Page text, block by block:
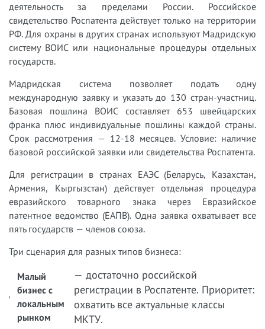
деятельность за пределами России. Российское
свидетельство Роспатента действует только на территории
РФ. Для охраны в других странах используют Мадридскую
систему ВОИС или национальные процедуры отдельных
государств.
Мадридская система позволяет подать одну
международную заявку и указать до 130 стран-участниц.
Базовая пошлина ВОИС составляет 653 швейцарских
франка плюс индивидуальные пошлины каждой страны.
Срок рассмотрения — 12-18 месяцев. Условие: наличие
базовой российской заявки или свидетельства Роспатента.
Для регистрации в странах ЕАЭС (Беларусь, Казахстан,
Армения, Кыргызстан) действует отдельная процедура
евразийского товарного знака через Евразийское
патентное ведомство (ЕАПВ). Одна заявка охватывает все
пять государств — членов союза.
Три сценария для разных типов бизнеса:
Малый
бизнес с
локальным
рынком
— достаточно российской
регистрации в Роспатенте. Приоритет:
охватить все актуальные классы
МКТУ.